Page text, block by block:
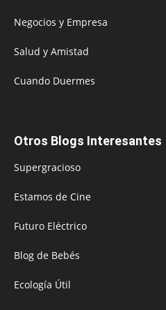
Negocios y Empresa
Salud y Amistad
Cuando Duermes
Otros Blogs Interesantes
Supergracioso
Estamos de Cine
Futuro Eléctrico
Blog de Bebés
Ecología Útil